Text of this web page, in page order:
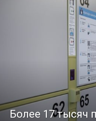
Более 17 тысяч